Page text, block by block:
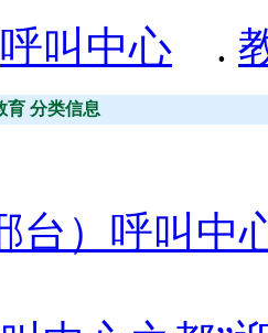
呼叫中心 .
育 分类信息
台）呼叫中